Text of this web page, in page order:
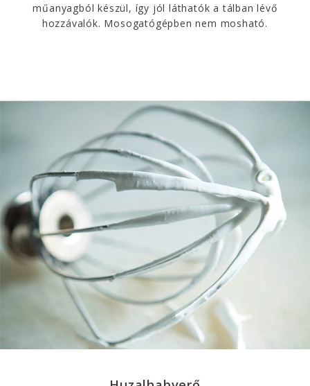
műanyagból készül, így jól láthatók a tálban lévő
hozzávalók. Mosogatógépben nem mosható.